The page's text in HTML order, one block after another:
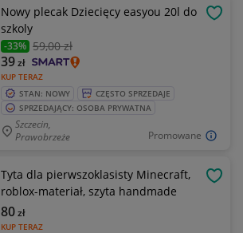
Promowane
Nowy plecak Dziecięcy easyou 20l do
szkoly
-33% 59,00 zł
KUP TERAZ
39zł
STAN: NOWY
CZĘSTO SPRZEDAJE
SPRZEDAJĄCY: OSOBA PRYWATNA
Szczecin,
Prawobrzeże
Tyta dla pierwszoklasisty Minecraft,
roblox-materiał, szyta handmade
KUP TERAZ
80zł